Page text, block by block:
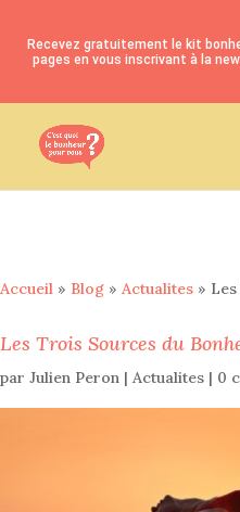
Accueil » Blog » Actualites »
Les Trois Sources du
par Julien Peron | Actualites | 0
Recevez gratuitement le kit
pages en vous inscrivant à la